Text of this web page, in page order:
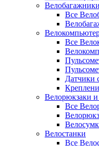
Все
Все
Датчики
Велорюкзаки
Все
Велостанки
Все